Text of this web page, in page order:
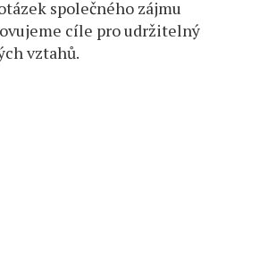
společného zájmu
cíle pro udržitelný
vztahů.